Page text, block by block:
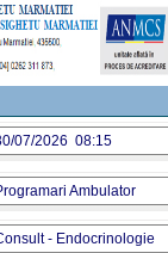
07/2026 08:15
Ambulator
- Endocrinologie